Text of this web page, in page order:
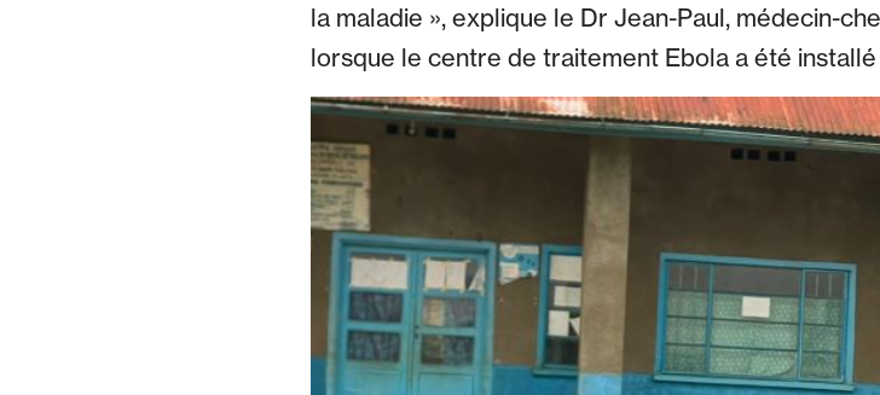
la maladie », explique le Dr Jean-Paul, médecin-
lorsque le centre de traitement Ebola a été installé